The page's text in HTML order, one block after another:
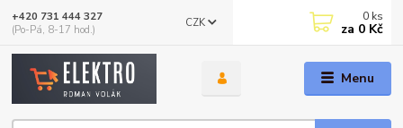
Menu
CZK
+420 731 444 327
(Po-Pá, 8-17 hod.)
0 ks
za 0 Kč